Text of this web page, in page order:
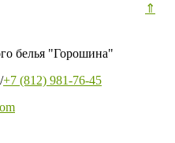
белья "Горошина"
/+7 (812) 981-76-45
⇑